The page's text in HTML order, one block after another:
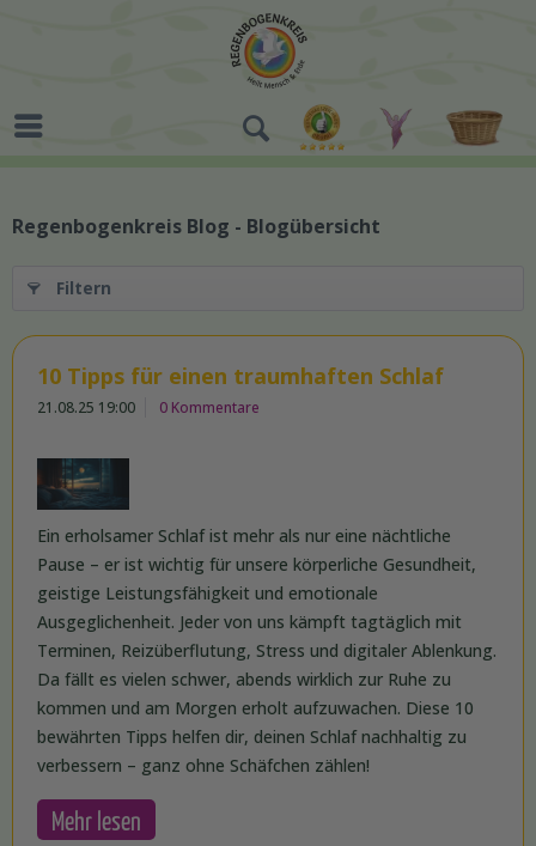
Regenbogenkreis Blog - Blogübersicht
Filtern
10 Tipps für einen traumhaften Schlaf
21.08.25 19:00 0 Kommentare
Ein erholsamer Schlaf ist mehr als nur eine nächtliche
Pause – er ist wichtig für unsere körperliche Gesundheit,
geistige Leistungsfähigkeit und emotionale
Ausgeglichenheit. Jeder von uns kämpft tagtäglich mit
Terminen, Reizüberflutung, Stress und digitaler Ablenkung.
Da fällt es vielen schwer, abends wirklich zur Ruhe zu
kommen und am Morgen erholt aufzuwachen. Diese 10
bewährten Tipps helfen dir, deinen Schlaf nachhaltig zu
verbessern – ganz ohne Schäfchen zählen!
Mehr lesen